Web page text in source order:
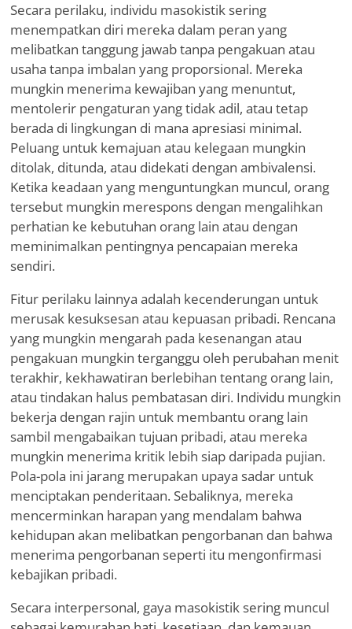
Secara perilaku, individu masokistik sering
menempatkan diri mereka dalam peran yang
melibatkan tanggung jawab tanpa pengakuan atau
usaha tanpa imbalan yang proporsional. Mereka
mungkin menerima kewajiban yang menuntut,
mentolerir pengaturan yang tidak adil, atau tetap
berada di lingkungan di mana apresiasi minimal.
Peluang untuk kemajuan atau kelegaan mungkin
ditolak, ditunda, atau didekati dengan ambivalensi.
Ketika keadaan yang menguntungkan muncul, orang
tersebut mungkin merespons dengan mengalihkan
perhatian ke kebutuhan orang lain atau dengan
meminimalkan pentingnya pencapaian mereka
sendiri.
Fitur perilaku lainnya adalah kecenderungan untuk
merusak kesuksesan atau kepuasan pribadi. Rencana
yang mungkin mengarah pada kesenangan atau
pengakuan mungkin terganggu oleh perubahan menit
terakhir, kekhawatiran berlebihan tentang orang lain,
atau tindakan halus pembatasan diri. Individu mungkin
bekerja dengan rajin untuk membantu orang lain
sambil mengabaikan tujuan pribadi, atau mereka
mungkin menerima kritik lebih siap daripada pujian.
Pola-pola ini jarang merupakan upaya sadar untuk
menciptakan penderitaan. Sebaliknya, mereka
mencerminkan harapan yang mendalam bahwa
kehidupan akan melibatkan pengorbanan dan bahwa
menerima pengorbanan seperti itu mengonfirmasi
kebajikan pribadi.
Secara interpersonal, gaya masokistik sering muncul